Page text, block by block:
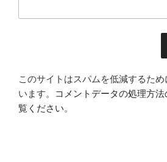
このサイトはスパムを低減するた
います。
コメントデータの処理方
覧ください。